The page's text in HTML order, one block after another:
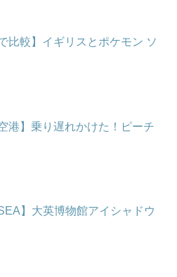
比較】イギリスとポケモン ソ
港】乗り遅れかけた！ピーチ
】大英博物館アイシャドウ